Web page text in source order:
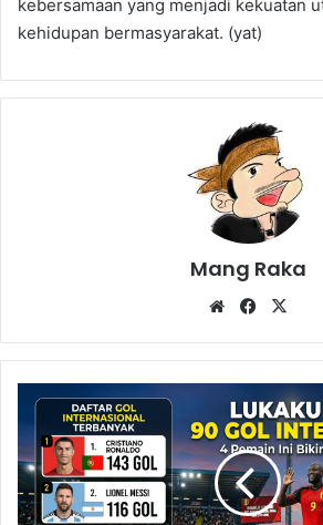
kebersamaan yang menjadi kekuatan
kehidupan bermasyarakat. (yat)
Mang Raka
Website
Lukaku
Tembus
90
Gol
Internasional: